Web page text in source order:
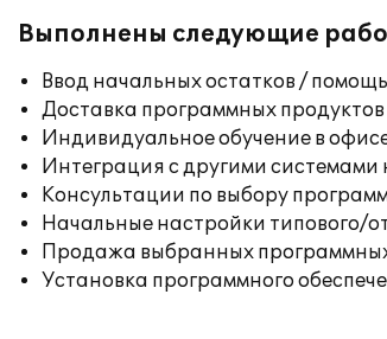
Выполнены следующие
Ввод начальных остатков /
Доставка программных продуктов
Индивидуальное обучение в
Интеграция с другими
Консультации по выбору
Начальные настройки типового/
Продажа выбранных
Установка программного